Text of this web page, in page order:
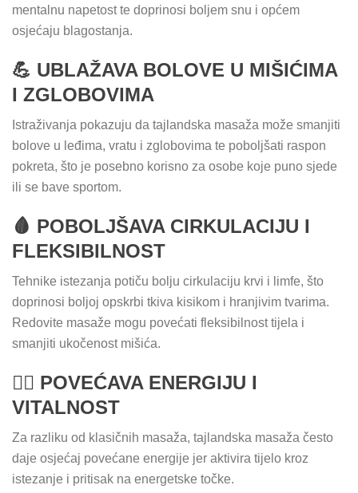
mentalnu napetost te doprinosi boljem snu i općem
osjećaju blagostanja.
💪 UBLAŽAVA BOLOVE U MIŠIĆIMA
I ZGLOBOVIMA
Istraživanja pokazuju da tajlandska masaža može smanjiti
bolove u leđima, vratu i zglobovima te poboljšati raspon
pokreta, što je posebno korisno za osobe koje puno sjede
ili se bave sportom.
🩸 POBOLJŠAVA CIRKULACIJU I
FLEKSIBILNOST
Tehnike istezanja potiču bolju cirkulaciju krvi i limfe, što
doprinosi boljoj opskrbi tkiva kisikom i hranjivim tvarima.
Redovite masaže mogu povećati fleksibilnost tijela i
smanjiti ukočenost mišića.
🧘‍♀️ POVEĆAVA ENERGIJU I
VITALNOST
Za razliku od klasičnih masaža, tajlandska masaža često
daje osjećaj povećane energije jer aktivira tijelo kroz
istezanje i pritisak na energetske točke.